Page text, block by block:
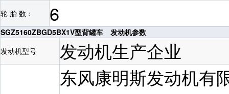
轮 胎 数： 6
SGZ5160ZBGD5BX1V型背罐车 发动机参数
发动机型号
发动机生产企业
东风康明斯发动机有